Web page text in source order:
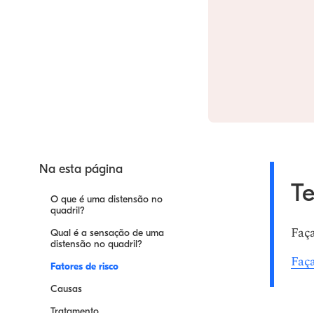
Na esta página
O que é uma distensão no
quadril?
Qual é a sensação de uma
distensão no quadril?
Fatores de risco
Causas